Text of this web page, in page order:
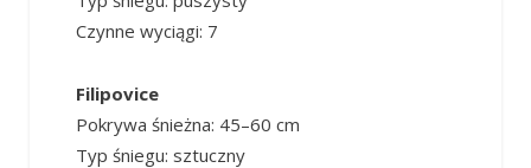
Czynne wyciągi: 7
Filipovice
Pokrywa śnieżna: 45–60 cm
Typ śniegu: sztuczny